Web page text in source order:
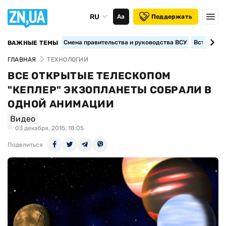
RU Аа Поддержать
ВАЖНЫЕ ТЕМЫ Смена правительства и руководства ВСУ
ГЛАВНАЯ ТЕХНОЛОГИИ
ВСЕ ОТКРЫТЫЕ ТЕЛЕСКОПОМ
"КЕПЛЕР" ЭКЗОПЛАНЕТЫ СОБРАЛИ В
ОДНОЙ АНИМАЦИИ
Видео
03 декабря, 2015, 18:05
Поделиться